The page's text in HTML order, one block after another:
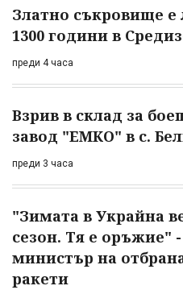
Златно съкровище е
1300 години в
преди 4 часа
Взрив в склад за
завод "ЕМКО" в с.
преди 3 часа
"Зимата в Украйна
сезон. Тя е оръжие"
министър на
ракети